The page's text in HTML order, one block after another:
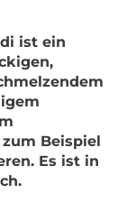
ist ein
Beispiel
Es ist in